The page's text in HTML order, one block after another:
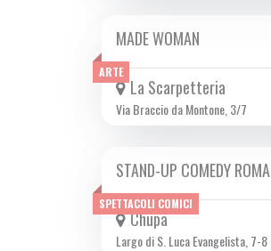
ARTE
MAR 17/10 2023
MADE WOMAN
La Scarpetteria
Via Braccio da Montone, 3/7
SPETTACOLI COMICI
MAR 17/10 2023
STAND-UP COMEDY ROMA
Chupa
Largo di S. Luca Evangelista, 7-8